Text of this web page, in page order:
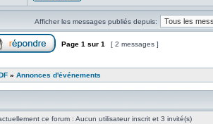
Afficher les messages publiés depuis:
Page 1 sur 1 [ 2 messages ]
» Annonces d'événements
ce forum : Aucun utilisateur inscrit et 3 invité(s)